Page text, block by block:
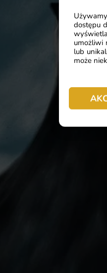
dostępu
umożliwi
lub
może